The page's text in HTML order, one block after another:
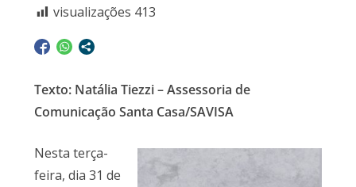
visualizações 413
Texto: Natália Tiezzi – Assessoria de
Comunicação Santa Casa/SAVISA
Nesta terça-
feira, dia 31 de